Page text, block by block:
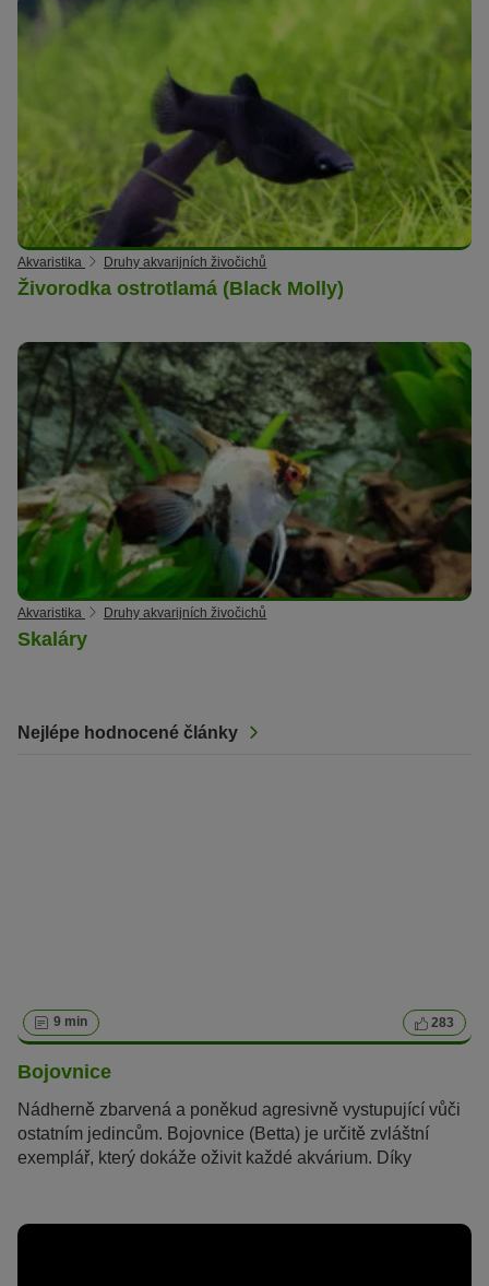
Akvaristika Druhy akvarijních živočichů
Živorodka ostrotlamá (Black Molly)
Akvaristika Druhy akvarijních živočichů
Skaláry
Nejlépe hodnocené články
9 min 283
Bojovnice
Nádherně zbarvená a poněkud agresivně vystupující vůči
ostatním jedincům. Bojovnice (Betta) je určitě zvláštní
exemplář, který dokáže oživit každé akvárium. Díky
akvaristiky.